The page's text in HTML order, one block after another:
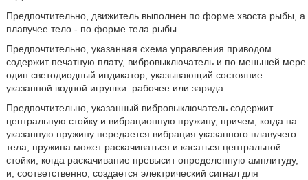
Предпочтительно, движитель выполнен по форме хвоста рыбы, а
плавучее тело - по форме тела рыбы.
Предпочтительно, указанная схема управления приводом
содержит печатную плату, вибровыключатель и по меньшей мере
один светодиодный индикатор, указывающий состояние
указанной водной игрушки: рабочее или заряда.
Предпочтительно, указанный вибровыключатель содержит
центральную стойку и вибрационную пружину, причем, когда на
указанную пружину передается вибрация указанного плавучего
тела, пружина может раскачиваться и касаться центральной
стойки, когда раскачивание превысит определенную амплитуду,
и, соответственно, создается электрический сигнал для